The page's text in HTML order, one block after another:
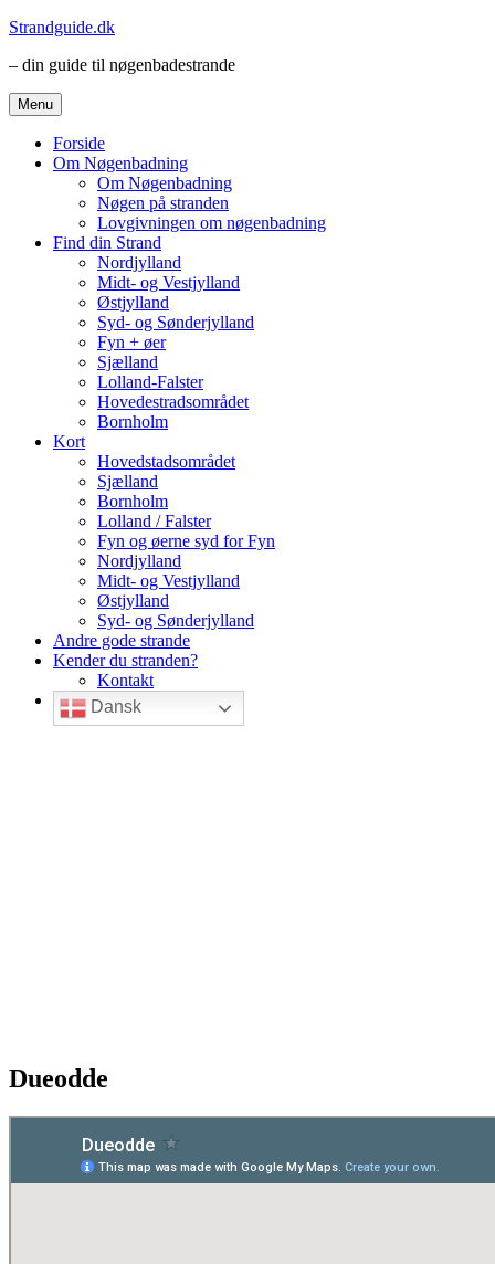
Videre
indhold
Strandguide.dk
– din guide til nøgenbadestrande
Menu
Forside
Om Nøgenbadning
Om Nøgenbadning
Nøgen på stranden
Lovgivningen om nøgenbadning
Find din Strand
Nordjylland
Midt- og Vestjylland
Østjylland
Syd- og Sønderjylland
Fyn + øer
Sjælland
Lolland-Falster
Hovedestradsområdet
Bornholm
Kort
Hovedstadsområdet
Sjælland
Bornholm
Lolland / Falster
Fyn og øerne syd for Fyn
Nordjylland
Midt- og Vestjylland
Østjylland
Syd- og Sønderjylland
Andre gode strande
Kender du stranden?
Kontakt
Dansk
Dueodde